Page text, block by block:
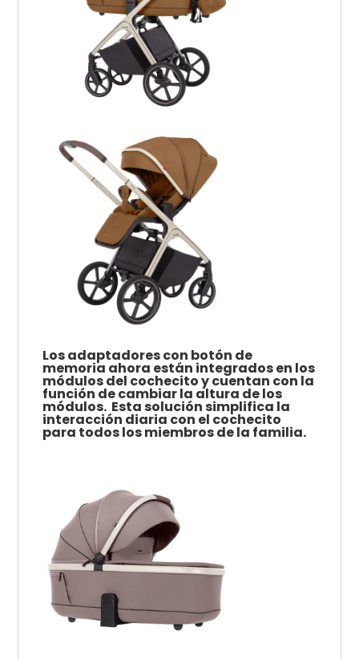
Los adaptadores con botón de
memoria ahora están integrados en los
módulos del cochecito y cuentan con la
función de cambiar la altura de los
módulos. Esta solución simplifica la
interacción diaria con el cochecito
para todos los miembros de la familia.